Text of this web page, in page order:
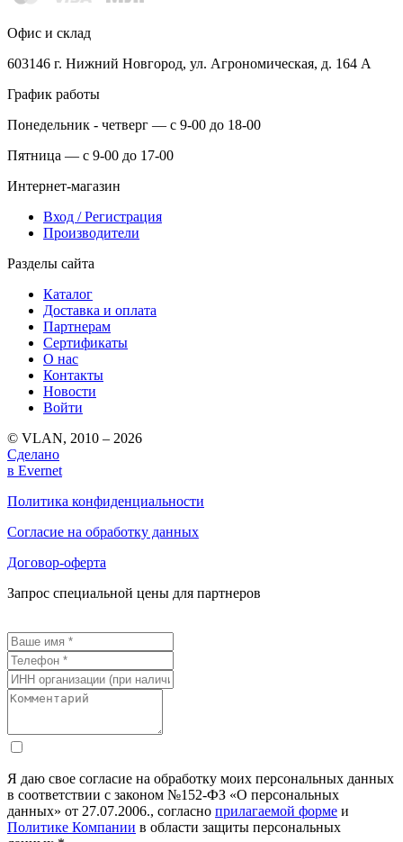
Офис и склад
603146 г. Нижний Новгород, ул. Агрономическая, д. 164 А
График работы
Понедельник - четверг — с 9-00 до 18-00
Пятница — с 9-00 до 17-00
Интернет-магазин
Вход / Регистрация
Производители
Разделы сайта
Каталог
Доставка и оплата
Партнерам
Сертификаты
О нас
Контакты
Новости
Войти
© VLAN, 2010 – 2026
Сделано
в Evernet
Политика конфиденциальности
Согласие на обработку данных
Договор-оферта
Запрос специальной цены для партнеров
Я даю свое согласие на обработку моих персональных данных
в соответствии с законом №152-ФЗ «О персональных
данных» от 27.07.2006., согласно прилагаемой форме и
Политике Компании в области защиты персональных